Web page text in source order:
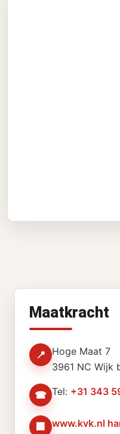
Maatkracht
📍
Hoge Maat 7
3961 NC Wijk
☎ Tel: +31 343
🏢 www.kvk.nl